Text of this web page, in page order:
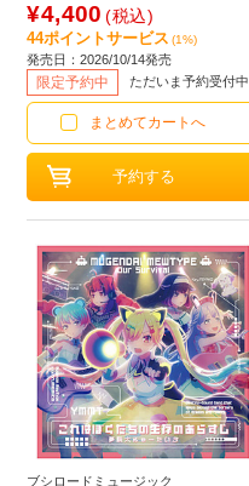
¥4,400 (税込)
44ポイントサービス (1%)
発売日：2026/10/14発売
限定予約中 ただいま予約受付中
まとめてカートへ
ブシロードミュージック